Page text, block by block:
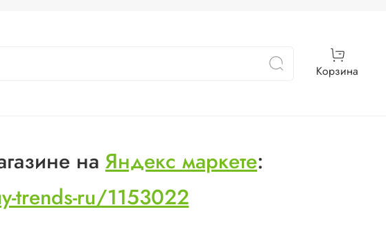
Корзина
на Яндекс маркете:
trends-ru/1153022